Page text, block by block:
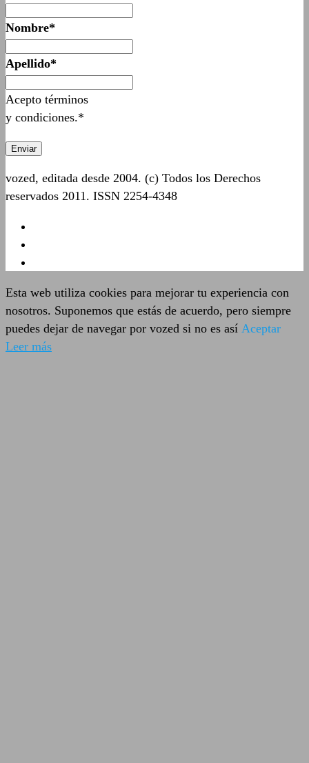
Nombre*
Apellido*
Acepto términos
y condiciones.*
vozed, editada desde 2004. (c) Todos los Derechos
reservados 2011. ISSN 2254-4348
Esta web utiliza cookies para mejorar tu experiencia con
nosotros. Suponemos que estás de acuerdo, pero siempre
puedes dejar de navegar por vozed si no es así Aceptar
Leer más